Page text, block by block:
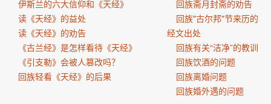
伊斯兰的六大信仰和《天经》
读《天经》的益处
读《天经》的劝告
《古兰经》是怎样看待《天经》
《引支勒》会被人篡改吗？
回族轻看《天经》的后果
回族斋月封斋的劝告
回族"古尔邦"节来历的
经文出处
回族有关“洁净”的教训
回族饮酒的问题
回族离婚问题
回族婚外遇的问题